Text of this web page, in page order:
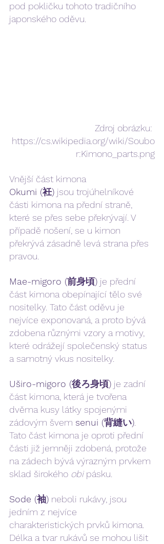
pod pokličku tohoto tradičního
japonského oděvu.
Zdroj obrázku:
https://cs.wikipedia.org/wiki/Soubo
r:Kimono_parts.png
Vnější část kimona
Okumi (衽) jsou trojúhelníkové
části kimona na přední straně,
které se přes sebe překrývají. V
případě nošení, se u kimon
překrývá zásadně levá strana přes
pravou.
Mae-migoro (前身頃) je přední
část kimona obepínající tělo své
nositelky. Tato část oděvu je
nejvíce exponovaná, a proto bývá
zdobena různými vzory a motivy,
které odrážejí společenský status
a samotný vkus nositelky.
Uširo-migoro (後ろ身頃) je zadní
část kimona, která je tvořena
dvěma kusy látky spojenými
zádovým švem senui (背縫い)
Tato část kimona je oproti přední
části již jemněji zdobená, protože
na zádech bývá výrazným prvkem
sklad širokého obi pásku.
Sode (袖) neboli rukávy, jsou
jedním z nejvíce
charakteristických prvků kimona.
Délka a tvar rukávů se mohou lišit